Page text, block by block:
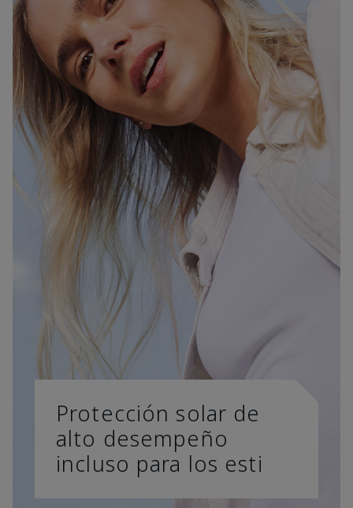
Protección solar de
alto desempeño
incluso para los esti